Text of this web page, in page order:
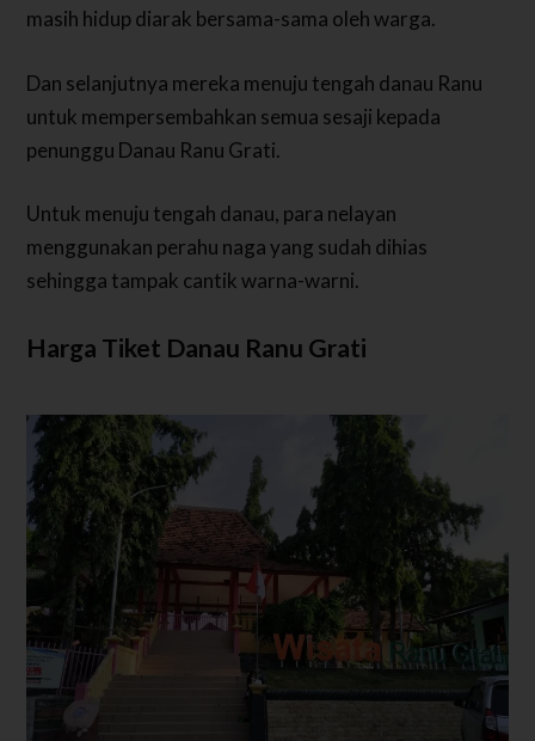
masih hidup diarak bersama-sama oleh warga.
Dan selanjutnya mereka menuju tengah danau Ranu
untuk mempersembahkan semua sesaji kepada
penunggu Danau Ranu Grati.
Untuk menuju tengah danau, para nelayan
menggunakan perahu naga yang sudah dihias
sehingga tampak cantik warna-warni.
Harga Tiket Danau Ranu Grati